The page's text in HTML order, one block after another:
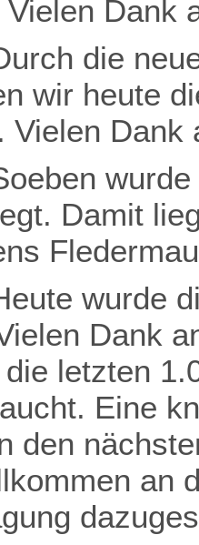
Dank
die
wir heute
Vielen Dank
Damit
wurde
Dank
letzten
Eine
den
an